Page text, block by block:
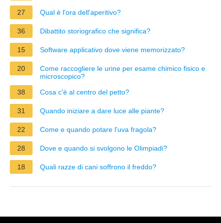
27 Qual è l'ora dell'aperitivo?
36 Dibattito storiografico che significa?
15 Software applicativo dove viene memorizzato?
20
Come raccogliere le urine per esame chimico fisico e
microscopico?
38
Cosa c'è al centro del petto?
31 Quando iniziare a dare luce alle piante?
22 Come e quando potare l'uva fragola?
28 Dove e quando si svolgono le Olimpiadi?
18 Quali razze di cani soffrono il freddo?